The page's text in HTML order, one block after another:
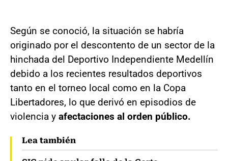
Según se conoció, la situación se habría
originado por el descontento de un sector de la
hinchada del Deportivo Independiente Medellín
debido a los recientes resultados deportivos
tanto en el torneo local como en la Copa
Libertadores, lo que derivó en episodios de
violencia y afectaciones al orden público.
Lea también